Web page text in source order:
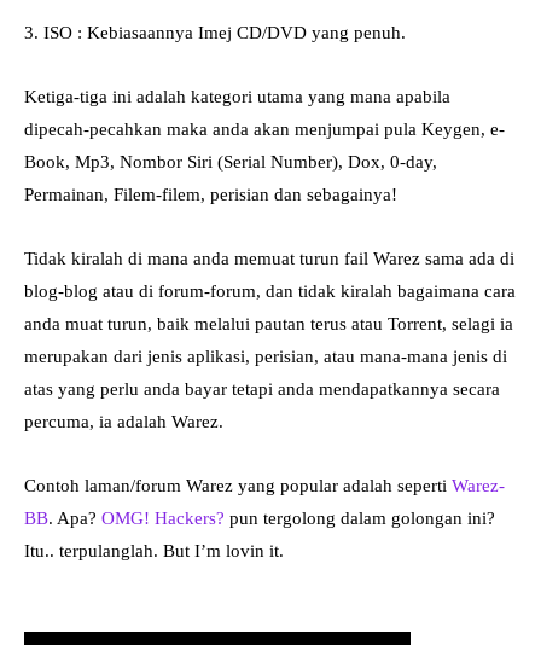
3. ISO : Kebiasaannya Imej CD/DVD yang penuh.
Ketiga-tiga ini adalah kategori utama yang mana apabila
dipecah-pecahkan maka anda akan menjumpai pula Keygen, e-
Book, Mp3, Nombor Siri (Serial Number), Dox, 0-day,
Permainan, Filem-filem, perisian dan sebagainya!
Tidak kiralah di mana anda memuat turun fail Warez sama ada di
blog-blog atau di forum-forum, dan tidak kiralah bagaimana cara
anda muat turun, baik melalui pautan terus atau Torrent, selagi ia
merupakan dari jenis aplikasi, perisian, atau mana-mana jenis di
atas yang perlu anda bayar tetapi anda mendapatkannya secara
percuma, ia adalah Warez.
Contoh laman/forum Warez yang popular adalah seperti Warez-
BB. Apa? OMG! Hackers? pun tergolong dalam golongan ini?
Itu.. terpulanglah. But I’m lovin it.